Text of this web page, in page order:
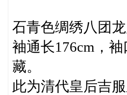
石青色绸绣八团
袖通长176cm，
藏。
此为清代皇后吉